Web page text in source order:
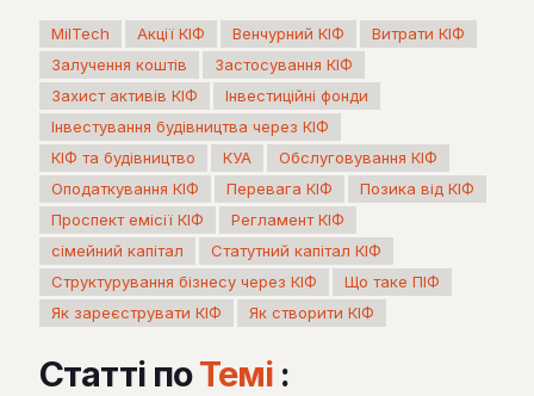
MilTech Акції КІФ Венчурний КІФ
Витрати КІФ
Залучення коштів
Застосування КІФ
Захист активів КІФ
Інвестиційні фонди
Інвестування будівництва через КІФ
КІФ та будівництво
КУА
Обслуговування КІФ
Оподаткування КІФ
Перевага КІФ
Позика від КІФ
Проспект емісії КІФ
Регламент КІФ
сімейний капітал
Статутний капітал КІФ
Структурування бізнесу через КІФ
Що таке ПІФ
Як зареєструвати КІФ
Як створити КІФ
Статті поТемі :